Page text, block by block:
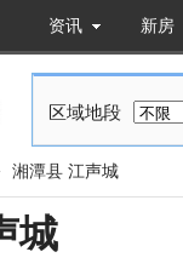
资讯 新房
区域地段
湘潭县 江声城
城